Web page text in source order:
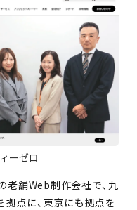
ーゼロ
老舗Web制作会社で、九
点に、東京にも拠点を